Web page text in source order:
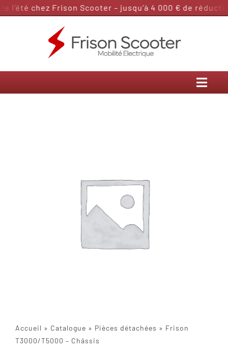
Passer
l’été chez Frison Scooter – jusqu’à 4 000 € de
Accueil » Catalogue » Pièces détachées » Frison
T3000/T5000 – Châssis